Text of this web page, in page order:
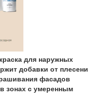
для наружных
добавки от плесени
фасадов
зонах с умеренным